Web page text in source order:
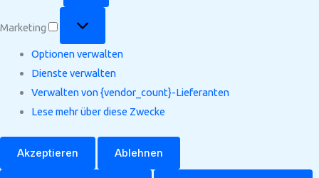
Marketing
Optionen verwalten
Dienste verwalten
Verwalten von {vendor_count}-Lieferanten
Lese mehr über diese Zwecke
Akzeptieren Ablehnen